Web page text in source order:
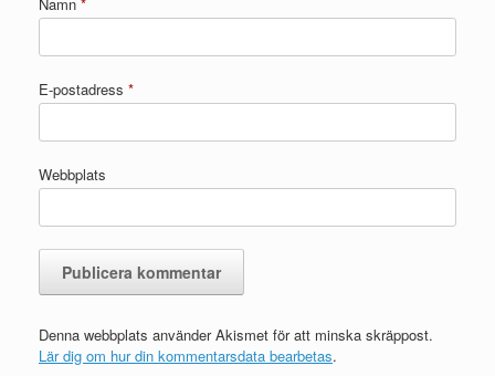
E-postadress *
Webbplats
Denna webbplats använder Akismet för att minska skräppost.
Lär dig om hur din kommentarsdata bearbetas.